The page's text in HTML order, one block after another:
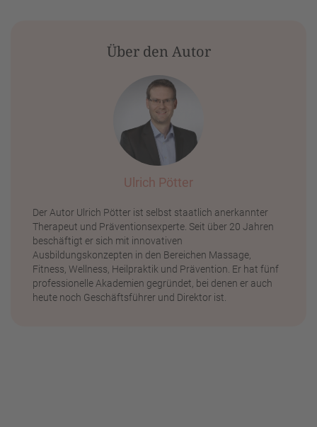
Über den Autor
Ulrich Pötter
Der Autor Ulrich Pötter ist selbst staatlich anerkannter
Therapeut und Präventionsexperte. Seit über 20 Jahren
beschäftigt er sich mit innovativen
Ausbildungskonzepten in den Bereichen Massage,
Fitness, Wellness, Heilpraktik und Prävention. Er hat fünf
professionelle Akademien gegründet, bei denen er auch
heute noch Geschäftsführer und Direktor ist.